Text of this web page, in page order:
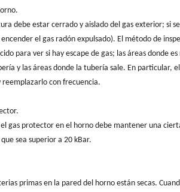
debe estar cerrado y aislado del gas exterior; si
el gas radón expulsado). El método de
para ver si hay escape de gas; las áreas donde
y las áreas donde la tubería sale. En particular,
reemplazarlo con frecuencia.
gas protector en el horno debe mantener una
sea superior a 20 kBar.
primas en la pared del horno están secas.